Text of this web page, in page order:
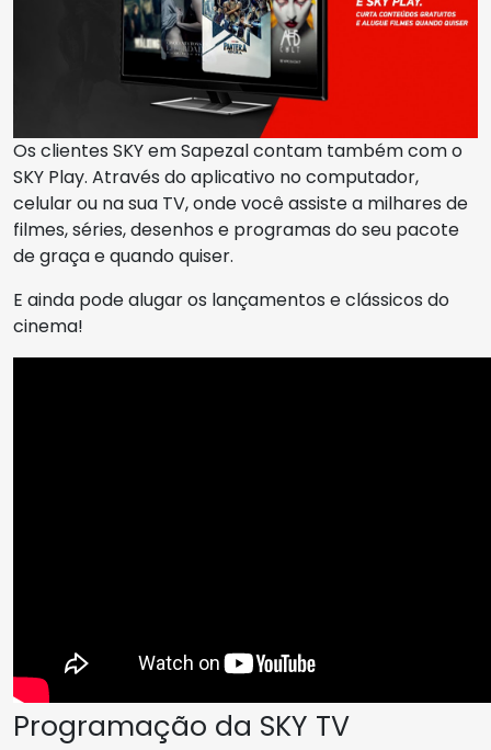
Os clientes SKY em Sapezal contam também com o
SKY Play. Através do aplicativo no computador,
celular ou na sua TV, onde você assiste a milhares de
filmes, séries, desenhos e programas do seu pacote
de graça e quando quiser.
E ainda pode alugar os lançamentos e clássicos do
cinema!
Programação da SKY TV